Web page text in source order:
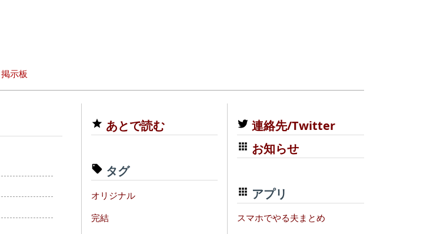
掲示板
あとで読む
タグ
オリジナル
完結
連絡先/Twitter
お知らせ
アプリ
スマホでやる夫まとめ